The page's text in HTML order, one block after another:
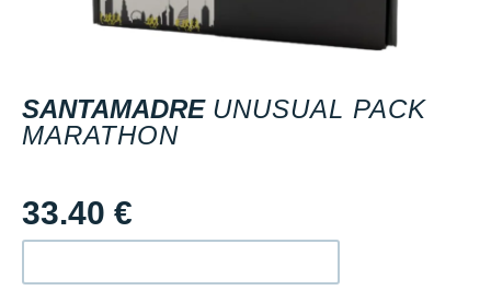
SANTAMADRE UNUSUAL PACK
MARATHON
33.40 €